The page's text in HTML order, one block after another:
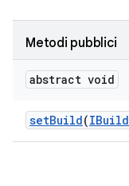
Metodi pubblici
abstract void
setBuild(IBuild